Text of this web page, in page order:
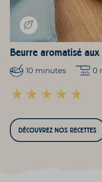
Beurre aromatisé
10 minutes 0
DÉCOUVREZ NOS RECETTES